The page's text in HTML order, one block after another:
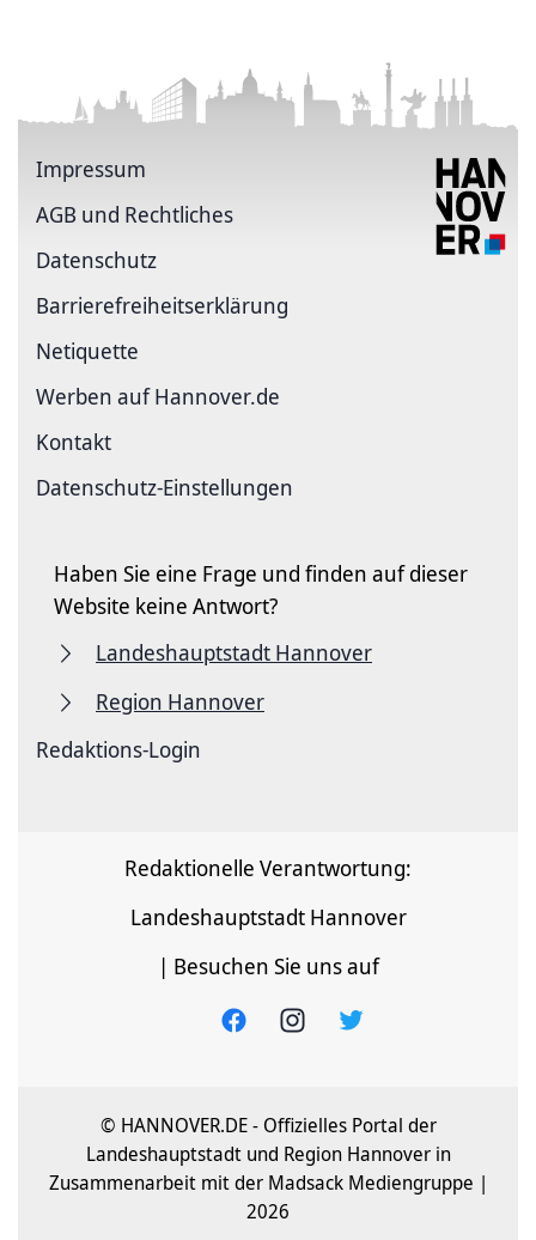
Impressum
AGB und Rechtliches
Datenschutz
Barriere­freiheits­erklärung
Netiquette
Werben auf Hannover.de
Kontakt
Datenschutz-Einstellungen
Haben Sie eine Frage und finden auf dieser
Website keine Antwort?
Landeshauptstadt Hannover
Region Hannover
Redaktions-Login
Redaktionelle Verantwortung:
Landeshauptstadt Hannover
| Besuchen Sie uns auf
© HANNOVER.DE - Offizielles Portal der
Landeshauptstadt und Region Hannover in
Zusammenarbeit mit der Madsack Mediengruppe |
2026